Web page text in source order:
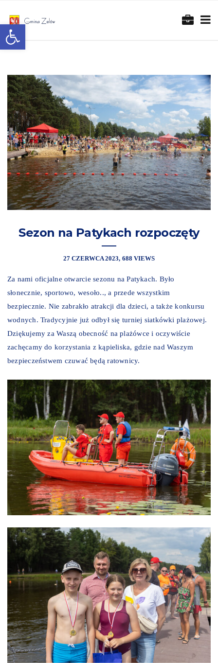
Otwórz pasek narzędzi
Sezon na Patykach rozpoczęty
27 CZERWCA 2023 688 VIEWS
Za nami oficjalne otwarcie sezonu na Patykach. Było
słonecznie, sportowo, wesoło.., a przede wszystkim
bezpiecznie. Nie zabrakło atrakcji dla dzieci, a także konkursu
wodnych. Tradycyjnie już odbył się turniej siatkówki plażowej.
Dziękujemy za Waszą obecność na plażówce i oczywiście
zachęcamy do korzystania z kąpieliska, gdzie nad Waszym
bezpieczeństwem czuwać będą ratownicy.